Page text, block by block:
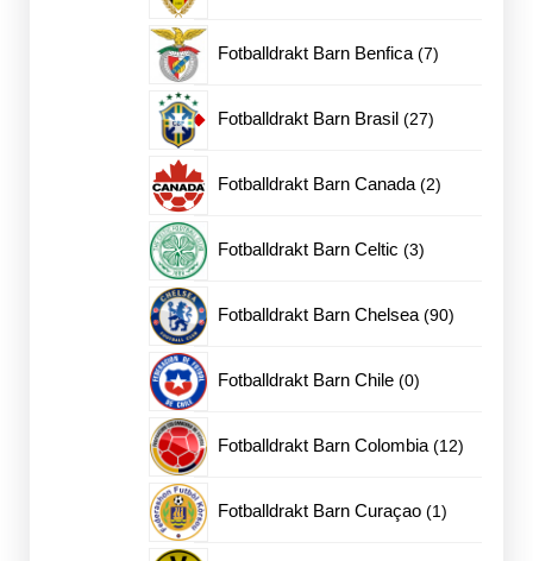
Fotballdrakt Barn Benfica 77
Fotballdrakt Barn Brasil 2727
Fotballdrakt Barn Canada 22
Fotballdrakt Barn Celtic 33
Fotballdrakt Barn Chelsea 9090
Fotballdrakt Barn Chile 00
Fotballdrakt Barn Colombia 1212
Fotballdrakt Barn Curaçao 11